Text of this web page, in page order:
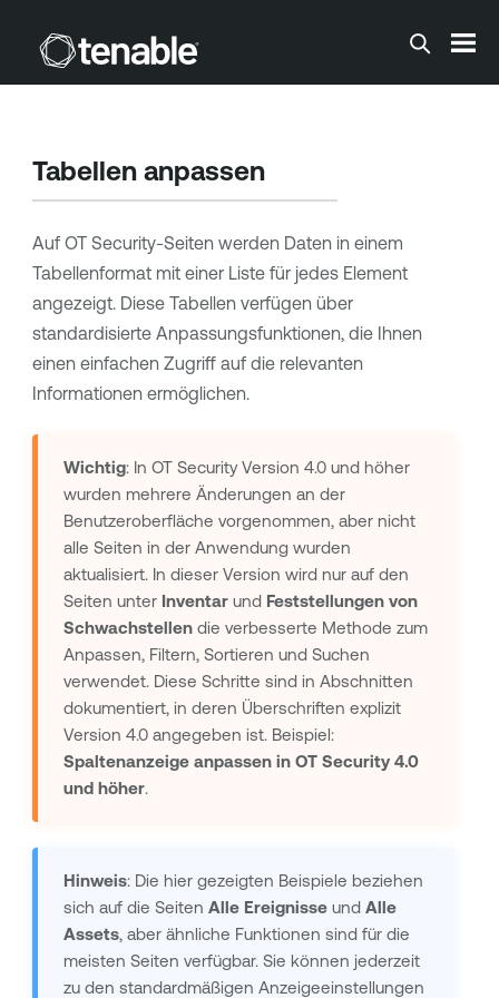
Zum Hauptinhalt springen
Tabellen anpassen
Auf OT Security-Seiten werden Daten in einem
Tabellenformat mit einer Liste für jedes Element
angezeigt. Diese Tabellen verfügen über
standardisierte Anpassungsfunktionen, die Ihnen
einen einfachen Zugriff auf die relevanten
Informationen ermöglichen.
Wichtig: In OT SecurityVersion 4.0 und höher
wurden mehrere Änderungen an der
Benutzeroberfläche vorgenommen, aber nicht
alle Seiten in der Anwendung wurden
aktualisiert. In dieser Version wird nur auf den
Seiten unter Inventarund Feststellungen von
Schwachstellendie verbesserte Methode zum
Anpassen, Filtern, Sortieren und Suchen
verwendet. Diese Schritte sind in Abschnitten
dokumentiert, in deren Überschriften explizit
Version 4.0 angegeben ist. Beispiel:
Spaltenanzeige anpassen in OT Security4.0
und höher.
Hinweis: Die hier gezeigten Beispiele beziehen
sich auf die Seiten Alle Ereignisseund Alle
Assets, aber ähnliche Funktionen sind für die
meisten Seiten verfügbar. Sie können jederzeit
zu den standardmäßigen Anzeigeeinstellungen